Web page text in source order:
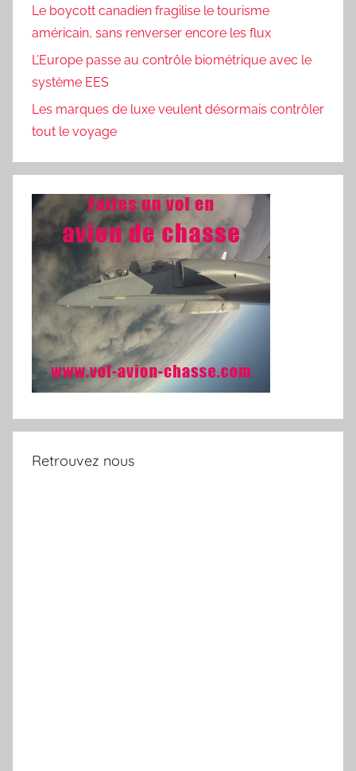
Le boycott canadien fragilise le tourisme
américain, sans renverser encore les flux
L’Europe passe au contrôle biométrique avec le
système EES
Les marques de luxe veulent désormais contrôler
tout le voyage
Retrouvez nous